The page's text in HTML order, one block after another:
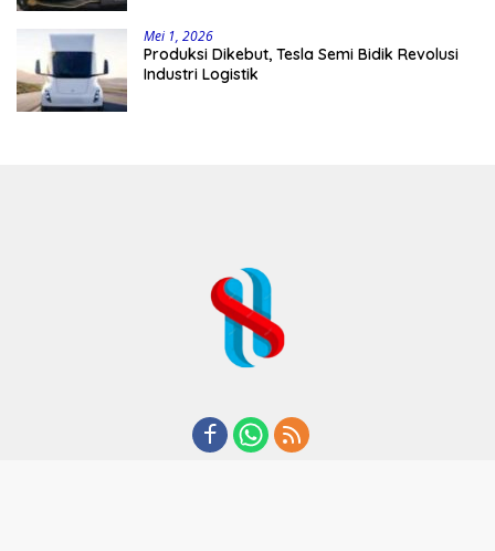
Mei 1, 2026
Produksi Dikebut, Tesla Semi Bidik Revolusi
Industri Logistik